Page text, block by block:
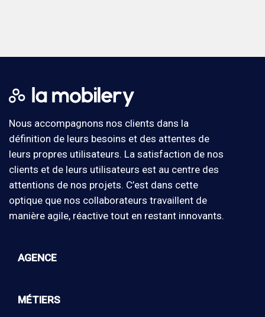
Nous accompagnons nos clients dans la
définition de leurs besoins et des attentes de
leurs propres utilisateurs. La satisfaction de nos
clients et de leurs utilisateurs est au centre des
attentions de nos projets. C’est dans cette
optique que nos collaborateurs travaillent de
manière agile, réactive tout en restant innovants.
AGENCE
MÉTIERS